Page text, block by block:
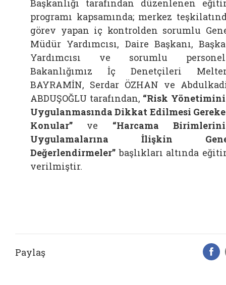
Başkanlığı tarafından düzenlenen
programı kapsamında; merkez
görev yapan iç kontrolden sorumlu
Müdür Yardımcısı, Daire Başkanı,
Yardımcısı ve sorumlu
Bakanlığımız İç Denetçileri
BAYRAMİN, Serdar ÖZHAN ve
ABDUŞOĞLU tarafından, “Risk
Uygulanmasında Dikkat Edilmesi
Konular” ve “Harcama
Uygulamalarına İlişkin
Değerlendirmeler” başlıkları altında
verilmiştir.
Paylaş